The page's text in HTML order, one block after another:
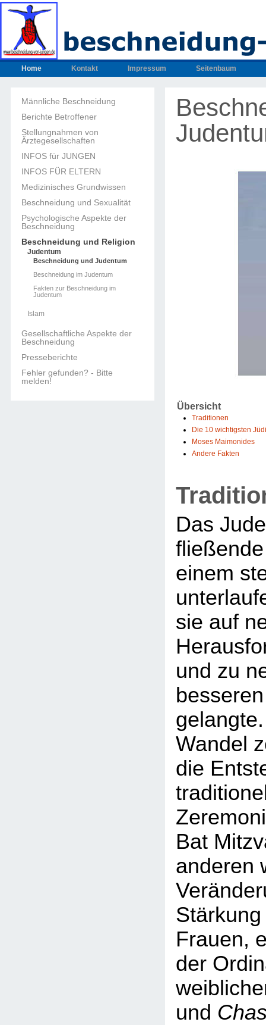
Home Kontakt Impressum Seitenbaum
Männliche Beschneidung
Berichte Betroffener
Stellungnahmen von
Ärztegesellschaften
INFOS für JUNGEN
INFOS FÜR ELTERN
Medizinisches Grundwissen
Beschneidung und Sexualität
Psychologische Aspekte der
Beschneidung
Beschneidung und Religion
Judentum
Beschneidung und Judentum
Beschneidung im Judentum
Fakten zur Beschneidung im
Judentum
Islam
Gesellschaftliche Aspekte der
Beschneidung
Presseberichte
Fehler gefunden? - Bitte
melden!
Übersicht
Traditionen
Die 10 wichtigsten
Moses Maimonides
Andere Fakten
Das
einem
sie auf
und zu
Wandel
die
Bat
anderen
Frauen,
der
und